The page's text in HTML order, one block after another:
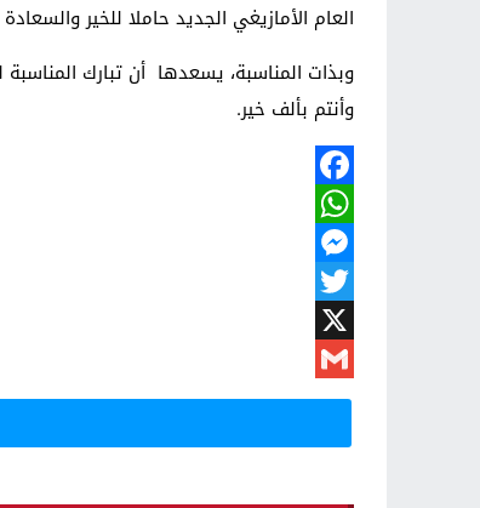
العام الأمازيغي الجديد حاملا للخير
وبذات المناسبة، يسعدها أن تبارك
وأنتم بألف خير.
Facebook
WhatsApp
Messenger
Twitter
X
Gmail